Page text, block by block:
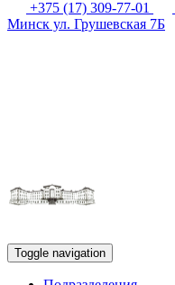
+375 (17) 309-77-01
Минск ул. Грушевская 7Б
Toggle navigation